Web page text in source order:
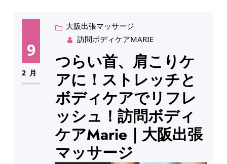
9
2月
大阪出張マッサージ
訪問ボディケアMARIE
つらい首、肩こりケ
アに！ストレッチと
ボディケアでリフレ
ッシュ！訪問ボディ
ケアMarie｜大阪出張
マッサージ